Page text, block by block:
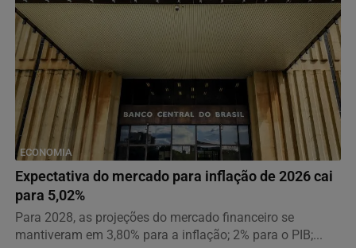
ECONOMIA
Expectativa do mercado para inflação de 2026 cai
para 5,02%
Para 2028, as projeções do mercado financeiro se
mantiveram em 3,80% para a inflação; 2% para o PIB;...